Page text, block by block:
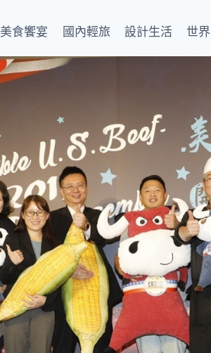
美食饗宴 國內輕旅 設計生活 世